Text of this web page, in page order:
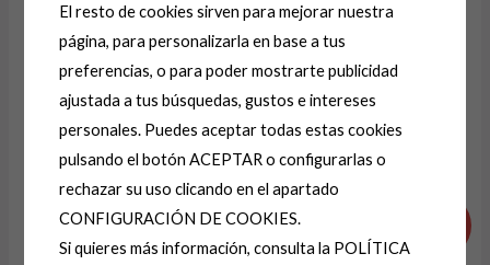
a
Productos relacionados
¡Oferta!
precio
original
precio
actual
originalactual
El resto de cookies sirven para mejorar nuestra
página, para personalizarla en base a tus
preferencias, o para poder mostrarte publicidad
ajustada a tus búsquedas, gustos e intereses
personales. Puedes aceptar todas estas cookies
pulsando el botón ACEPTAR o configurarlas o
rechazar su uso clicando en el apartado
CONFIGURACIÓN DE COOKIES.
Si quieres más información, consulta la POLÍTICA